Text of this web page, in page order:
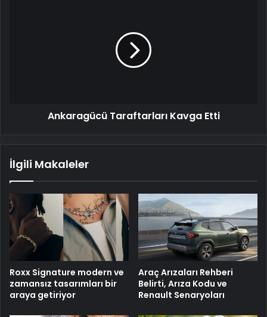
Ankaragücü Taraftarları Kavga Etti
İlgili Makaleler
Roxx Signature modern ve
zamansız tasarımları bir
araya getiriyor
Araç Arızaları Rehberi
Belirti, Arıza Kodu ve
Renault Senaryoları